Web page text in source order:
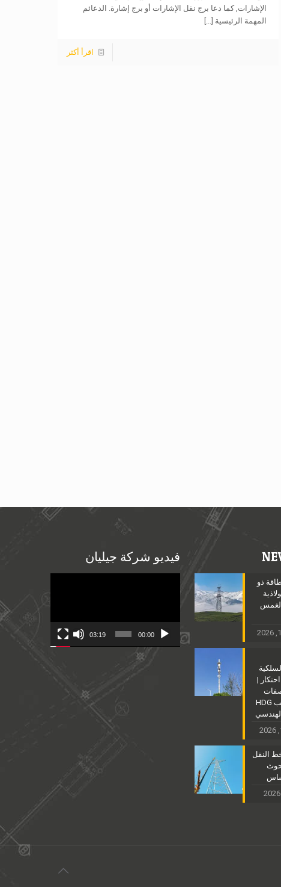
الإشارات, كما دعا برج نقل الإشارات أو برج إشارة. الدعائم
المهمة الرئيسية
اقرأ أكثر
ذو
|
الفنية للصلب HDG
النقل
فيديو شركة جيليان
00:00
03:19